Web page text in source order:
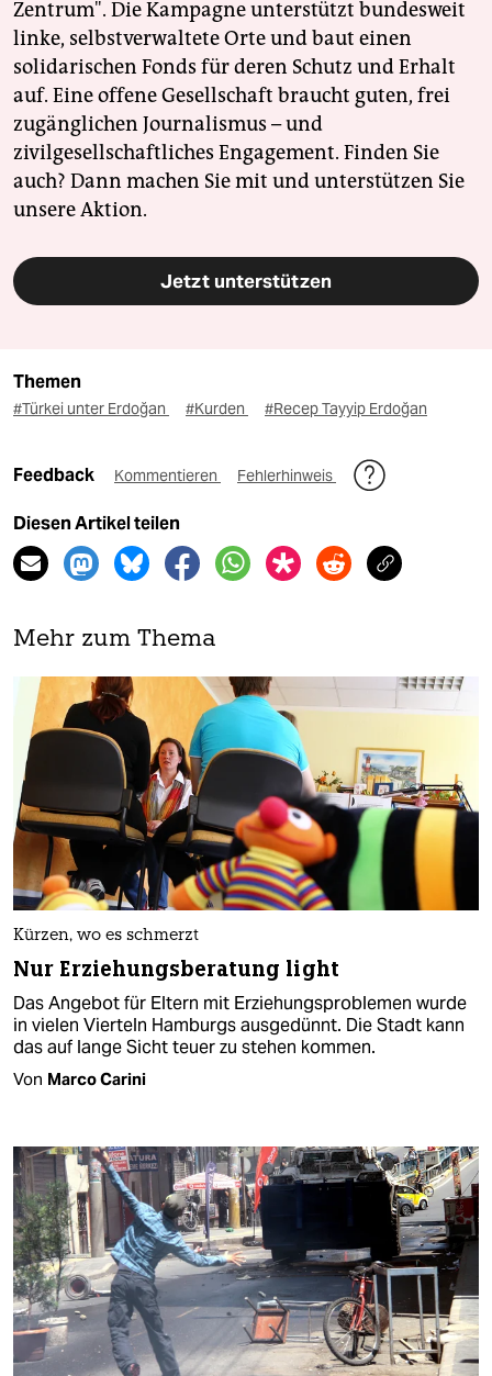
Zentrum". Die Kampagne unterstützt bundesweit
linke, selbstverwaltete Orte und baut einen
solidarischen Fonds für deren Schutz und Erhalt
auf. Eine offene Gesellschaft braucht guten, frei
zugänglichen Journalismus – und
zivilgesellschaftliches Engagement. Finden Sie
auch? Dann machen Sie mit und unterstützen Sie
unsere Aktion.
Jetzt unterstützen
Themen
#Türkei unter Erdoğan #Kurden #Recep Tayyip Erdoğan
Feedback Kommentieren Fehlerhinweis
Diesen Artikel teilen
Mehr zum Thema
Kürzen, wo es schmerzt
Nur Erziehungsberatung light
Das Angebot für Eltern mit Erziehungsproblemen wurde
in vielen Vierteln Hamburgs ausgedünnt. Die Stadt kann
das auf lange Sicht teuer zu stehen kommen.
Von Marco Carini